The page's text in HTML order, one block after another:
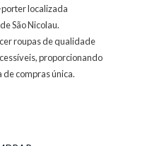
localizada
São Nicolau.
roupas de qualidade
proporcionando
de compras única.